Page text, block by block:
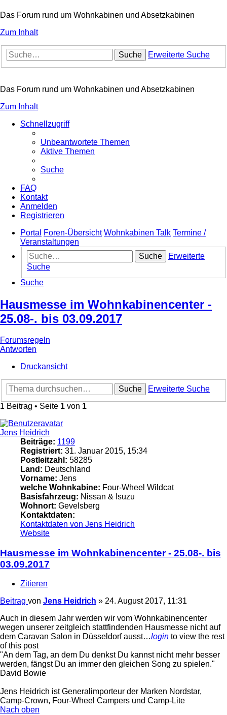
Das Forum rund um Wohnkabinen und Absetzkabinen
Zum Inhalt
Suche Erweiterte Suche
Das Forum rund um Wohnkabinen und Absetzkabinen
Zum Inhalt
Schnellzugriff
Unbeantwortete Themen
Aktive Themen
Suche
FAQ
Kontakt
Anmelden
Registrieren
Portal
Foren-Übersicht Wohnkabinen Talk Termine /
Veranstaltungen
Suche
Erweiterte
Suche
Suche
Hausmesse im Wohnkabinencenter -
25.08-. bis 03.09.2017
Forumsregeln
Antworten
Druckansicht
Suche
Erweiterte Suche
1 Beitrag • Seite 1 von 1
Jens Heidrich
Beiträge: 1199
Registriert: 31. Januar 2015, 15:34
Postleitzahl: 58285
Land: Deutschland
Vorname: Jens
welche Wohnkabine: Four-Wheel Wildcat
Basisfahrzeug: Nissan & Isuzu
Wohnort: Gevelsberg
Kontaktdaten:
Kontaktdaten von Jens Heidrich
Website
Hausmesse im Wohnkabinencenter - 25.08-. bis
03.09.2017
Zitieren
Beitrag von Jens Heidrich » 24. August 2017, 11:31
Auch in diesem Jahr werden wir vom Wohnkabinencenter
wegen unserer zeitgleich stattfindenden Hausmesse nicht auf
dem Caravan Salon in Düsseldorf ausst…login to view the rest
of this post
"An dem Tag, an dem Du denkst Du kannst nicht mehr besser
werden, fängst Du an immer den gleichen Song zu spielen."
David Bowie
Jens Heidrich ist Generalimporteur der Marken Nordstar,
Camp-Crown, Four-Wheel Campers und Camp-Lite
Nach oben